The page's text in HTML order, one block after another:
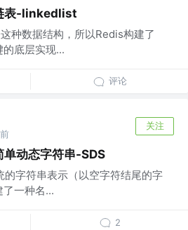
表-linkedlist
种数据结构，所以Redis构建了
底层实现...
评论
关注
动态字符串-SDS
字符串表示（以空字符结尾的字
一种名...
2